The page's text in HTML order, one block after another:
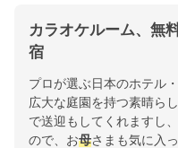
カラオケルーム、無
宿
プロが選ぶ日本のホテル
広大な庭園を持つ素晴ら
で送迎もしてくれますし、
ので、お母さまも気に入